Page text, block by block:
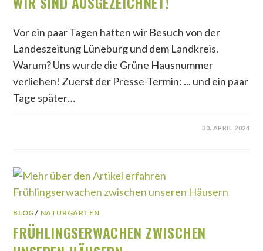
Vor ein paar Tagen hatten wir Besuch von der
Landeszeitung Lüneburg und dem Landkreis.
Warum? Uns wurde die Grüne Hausnummer
verliehen! Zuerst der Presse-Termin: ... und ein paar
Tage später…
30. APRIL 2024
BLOG / NATURGARTEN
FRÜHLINGSERWACHEN ZWISCHEN